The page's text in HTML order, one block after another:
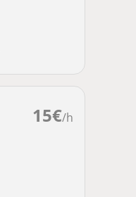
15€/h